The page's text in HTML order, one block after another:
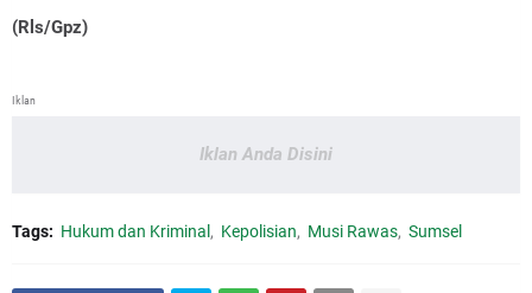
(Rls/Gpz)
Iklan
Iklan Anda Disini
Tags: Hukum dan Kriminal Kepolisian Musi Rawas Sumsel